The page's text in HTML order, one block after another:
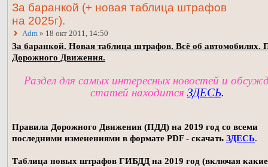
За баранкой (+ новая таблица штрафов
на 2025г).
Adm » 18 окт 2011, 14:50
За баранкой. Новая таблица штрафов. Всё об автомобилях.
Дорожного Движения.
Раздел для самых интересных новостей и
статей находится ЗДЕСЬ.
Правила Дорожного Движения (ПДД) на 2019 год со всеми
последними изменениями в формате PDF - скачать ЗДЕСЬ.
Таблица новых штрафов ГИБДД на 2019 год (включая какие